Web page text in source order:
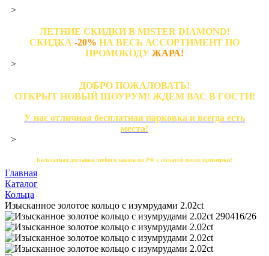
>
ЛЕТНИЕ СКИДКИ В MISTER DIAMOND!
СКИДКА -20% НА ВЕСЬ АССОРТИМЕНТ ПО
ПРОМОКОДУ ЖАРА!
>
ДОБРО ПОЖАЛОВАТЬ!
ОТКРЫТ НОВЫЙ ШОУРУМ! ЖДЕМ ВАС В ГОСТИ!
У нас отличная бесплатная парковка и всегда есть
места!
>
Бесплатная доставка любого заказа по РФ с оплатой после примерки!
Главная
Каталог
Кольца
Изысканное золотое кольцо с изумрудами 2.02ct